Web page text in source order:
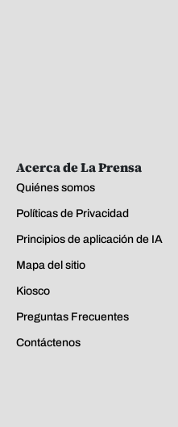
Acerca de La Prensa
Quiénes somos
Políticas de Privacidad
Principios de aplicación de IA
Mapa del sitio
Kiosco
Preguntas Frecuentes
Contáctenos